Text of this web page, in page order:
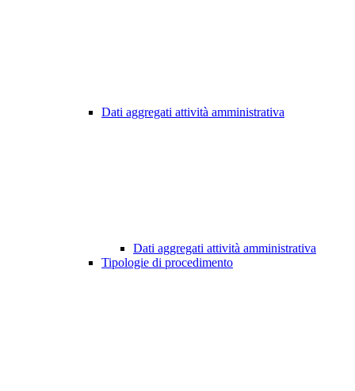
Dati aggregati attività amministrativa
Dati aggregati attività amministrativa
Tipologie di procedimento